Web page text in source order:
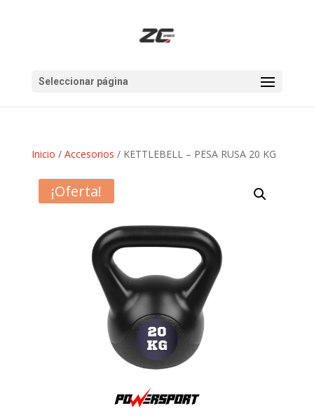
Seleccionar página
Inicio / Accesorios / KETTLEBELL – PESA RUSA 20 KG
¡Oferta!